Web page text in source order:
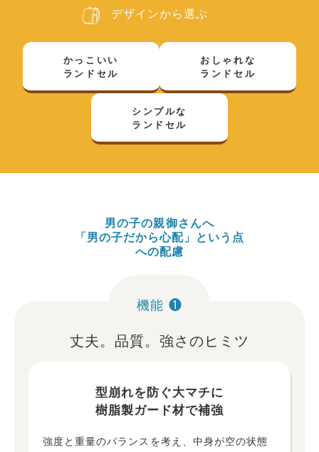
デザインから選ぶ
かっこいい
ランドセル
おしゃれな
ランドセル
シンプルな
ランドセル
男の子の親御さんへ
「男の子だから心配」という点
への配慮
機能 ❶
丈夫。品質。強さのヒミツ
型崩れを防ぐ大マチに
樹脂製ガード材で補強
強度と重量のバランスを考え、中身が空の状態